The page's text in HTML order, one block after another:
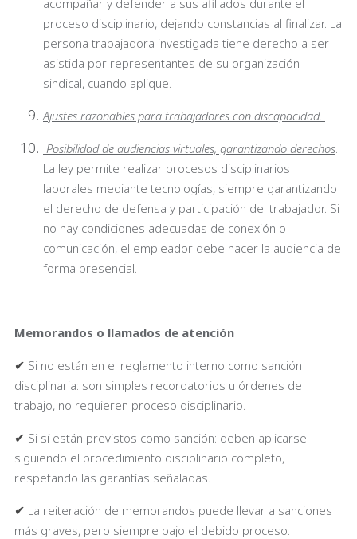
acompañar y defender a sus afiliados durante el
proceso disciplinario, dejando constancias al finalizar. La
persona trabajadora investigada tiene derecho a ser
asistida por representantes de su organización
sindical, cuando aplique.
Ajustes razonables para trabajadores con discapacidad.
Posibilidad de audiencias virtuales, garantizando derechos.
La ley permite realizar procesos disciplinarios
laborales mediante tecnologías, siempre garantizando
el derecho de defensa y participación del trabajador. Si
no hay condiciones adecuadas de conexión o
comunicación, el empleador debe hacer la audiencia de
forma presencial.
Memorandos o llamados de atención
✔ Si no están en el reglamento interno como sanción
disciplinaria: son simples recordatorios u órdenes de
trabajo, no requieren proceso disciplinario.
✔ Si sí están previstos como sanción: deben aplicarse
siguiendo el procedimiento disciplinario completo,
respetando las garantías señaladas.
✔ La reiteración de memorandos puede llevar a sanciones
más graves, pero siempre bajo el debido proceso.